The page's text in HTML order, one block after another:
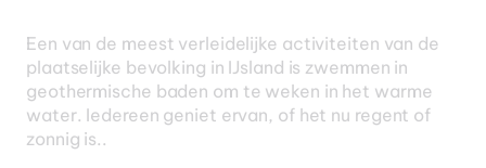
Een van de meest verleidelijke activiteiten van de
plaatselijke bevolking in IJsland is zwemmen in
geothermische baden om te weken in het warme
water. Iedereen geniet ervan, of het nu regent of
zonnig is..